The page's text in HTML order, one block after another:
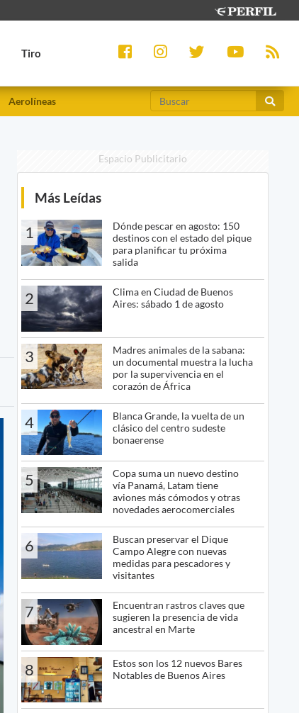
Tiro
Aerolíneas
Espacio Publicitario
Más Leídas
1
Dónde pescar en agosto: 150
destinos con el estado del pique
para planificar tu próxima
salida
2
Clima en Ciudad de Buenos
Aires: sábado 1 de agosto
3
Madres animales de la sabana:
un documental muestra la lucha
por la supervivencia en el
corazón de África
4
Blanca Grande, la vuelta de un
clásico del centro sudeste
bonaerense
5
Copa suma un nuevo destino
vía Panamá, Latam tiene
aviones más cómodos y otras
novedades aerocomerciales
6
Buscan preservar el Dique
Campo Alegre con nuevas
medidas para pescadores y
visitantes
7
Encuentran rastros claves que
sugieren la presencia de vida
ancestral en Marte
8
Estos son los 12 nuevos Bares
Notables de Buenos Aires